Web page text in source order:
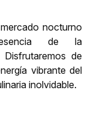
nocturno
de la
de
vibrante del
inolvidable.